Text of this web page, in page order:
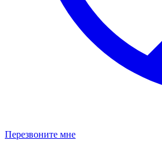
Перезвоните мне